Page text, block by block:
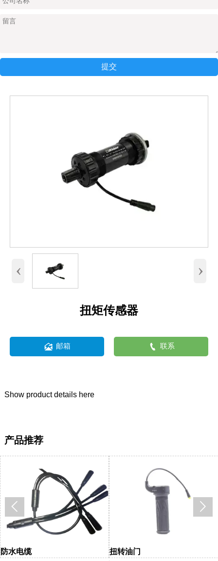
提交
‹ ›
扭矩传感器
 邮箱  联系
Show product details here
产品推荐
防水电缆 扭转油门
 